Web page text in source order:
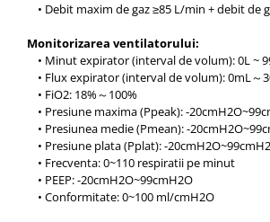
Spirometre
Tensiometre si stetoscoape
Termometre
Teste Cromatice
Tonometre
Truse de lentile si rame probe
Truse prim ajutor
Vizioteste
• Debit maxim de gaz ≥85 L/min + debit de
Monitorizarea ventilatorului:
• Minut expirator (interval de volum): 0L ~
• Flux expirator (interval de volum): 0mL～
• FiO2: 18%～100%
• Presiune maxima (Ppeak): -
• Presiunea medie (Pmean): -
• Presiune plata (Pplat): -
• Frecventa: 0~110 respiratii pe minut
• PEEP: -20cmH2O~99cmH2O
• Conformitate: 0~100 ml/cmH2O